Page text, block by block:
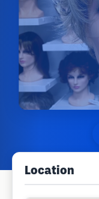
Location